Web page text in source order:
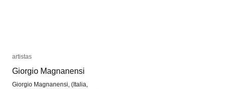
artistas
Giorgio Magnanensi
Giorgio Magnanensi, (Italia,
artistas
Giorgio Magnanensi